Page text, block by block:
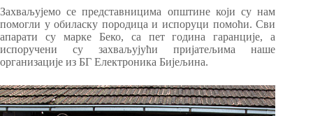
Захваљујемо се представницима општине који су нам
помогли у обиласку породица и испоруци помоћи. Сви
апарати су марке Беко, са пет година гаранције, а
испоручени су захваљујући пријатељима наше
организације из БГ Електроника Бијељина.